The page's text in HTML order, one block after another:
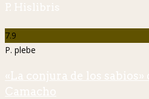
P. Hislibris
7.9
P. plebe
«La conjura de los
Camacho